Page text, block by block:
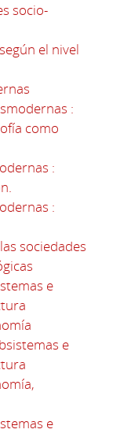
socio-
el nivel
:
como
:
:
sociedades
e
e
e